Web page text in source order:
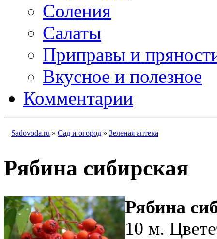
Соления
Салаты
Приправы и
Вкусное и полезное
Комментарии
Sadovoda.ru » Сад и огород » Зеленая аптека
Рябина сибирская
Рябина
10 м.